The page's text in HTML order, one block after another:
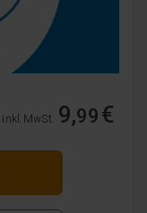
inkl. MwSt. 9,99€